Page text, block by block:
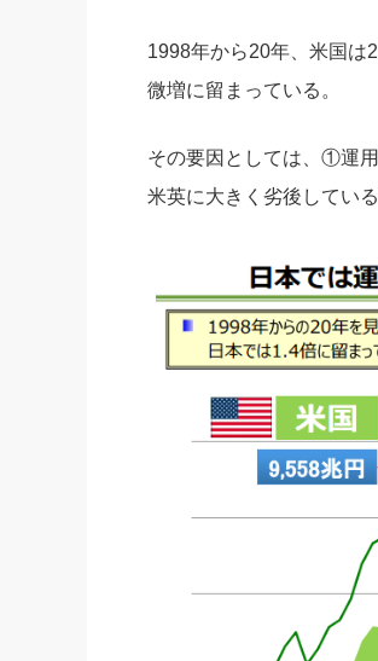
1998年から20年、米国は
微増に留まっている。
その要因としては、①運
米英に大きく劣後してい